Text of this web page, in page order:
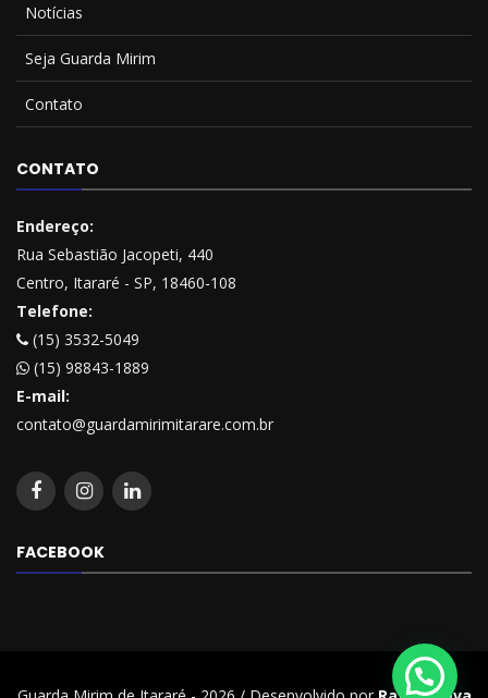
Notícias
Seja Guarda Mirim
Contato
CONTATO
Endereço:
Rua Sebastião Jacopeti, 440
Centro, Itararé - SP, 18460-108
Telefone:
(15) 3532-5049
(15) 98843-1889
E-mail:
contato@guardamirimitarare.com.br
FACEBOOK